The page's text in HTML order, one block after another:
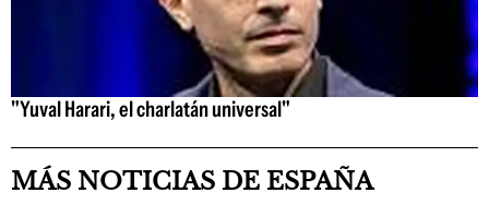
"Yuval Harari, el charlatán universal"
MÁS NOTICIAS DE ESPAÑA